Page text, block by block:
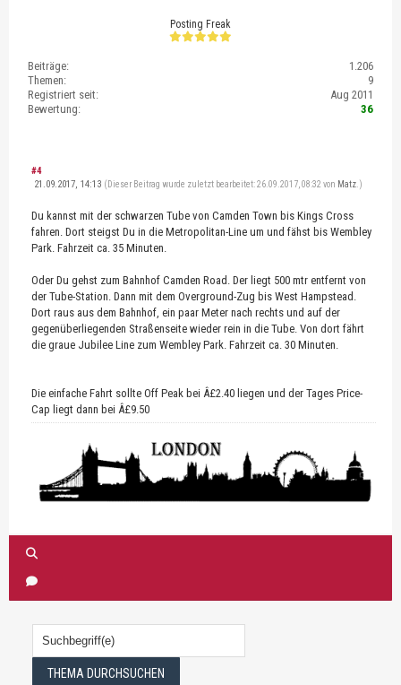
Posting Freak
Beiträge:
1.206
Themen:
9
Registriert seit:
Aug 2011
Bewertung:
36
#4
21.09.2017, 14:13 (Dieser Beitrag wurde zuletzt bearbeitet: 26.09.2017, 08:32 von Matz .)
Du kannst mit der schwarzen Tube von Camden Town bis Kings Cross
fahren. Dort steigst Du in die Metropolitan-Line um und fähst bis Wembley
Park. Fahrzeit ca. 35 Minuten.
Oder Du gehst zum Bahnhof Camden Road. Der liegt 500 mtr entfernt von
der Tube-Station. Dann mit dem Overground-Zug bis West Hampstead.
Dort raus aus dem Bahnhof, ein paar Meter nach rechts und auf der
gegenüberliegenden Straßenseite wieder rein in die Tube. Von dort fährt
die graue Jubilee Line zum Wembley Park. Fahrzeit ca. 30 Minuten.
Die einfache Fahrt sollte Off Peak bei Â£2.40 liegen und der Tages Price-
Cap liegt dann bei Â£9.50